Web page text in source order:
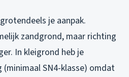
je aanpak.
zandgrond, maar richting
In kleigrond heb je
SN4-klasse) omdat